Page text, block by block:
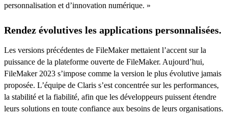
personnalisation et d’innovation numérique. »
Rendez évolutives les applications personnalisées.
Les versions précédentes de FileMaker mettaient l’accent sur la
puissance de la plateforme ouverte de FileMaker. Aujourd’hui,
FileMaker 2023 s’impose comme la version le plus évolutive jamais
proposée. L’équipe de Claris s’est concentrée sur les performances,
la stabilité et la fiabilité, afin que les développeurs puissent étendre
leurs solutions en toute confiance aux besoins de leurs organisations.